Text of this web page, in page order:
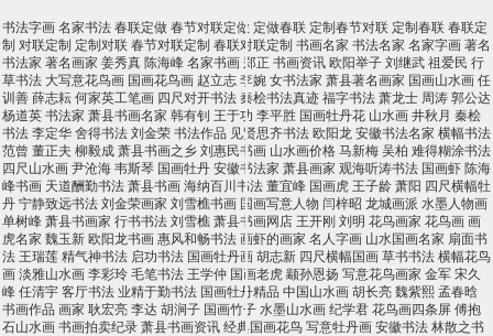
书法字画名家书法春联定做春节对联定做 定做春联 定制春节对联 定制春联春联定
制 对联定制 定制对联春节对联定制 春联对联定制 书画名家 书法名家 名家字画著名
书法家 著名画家 姜秀真陈海峰名家书画郑正 书画资讯欧阳举子刘继武祖爱民 行
草书法 大写意花鸟画 国画花鸟画 赵立志李婉 女书法家 萧县著名画家 国画山水画任
训善薛志耘何家英工笔画 四尺对开书法秦桧书法真迹福字书法萧龙士 周涛郭公达
杨道英书法家 萧县书画名家 韩有钊 王于功 李平胜 国画牡丹花 山水画井秋月 秦桧
书法李定华舍得书法刘金荣书法作品 见贤思齐书法欧阳龙安徽书法名家 横幅书法
范曾 董正夫 柳毅成萧县书画之乡刘惠民书画 山水画价格马新梅吴柏 难得糊涂书法
四尺山水画尹沧海韦斯琴 国画牡丹安徽书法家 萧县画家 观海听涛书法 国画虾陈海
峰书画 天道酬勤书法萧县书画海纳百川书法董宜峰 国画虎 王子龄萧阳 四尺横幅牡
丹宁静致远书法刘金荣画家 刘雪樵书画 国画写意人物 闫梓昭 龙城画派 水墨人物画
单树峰萧县书画家 行书书法刘雪樵萧县书画网店 王开刚刘明 花鸟画家 花鸟画画
虎名家 魏玉新欧阳龙书画惠风和畅书法画虾的画家 名人字画 山水国画名家 扇面书
法 王瑞莲精气神书法 启功书法 国画牡丹画胡志新 四尺横幅国画草书书法横幅花鸟
画淡雅山水画李彩玲毛笔书法 王学仲 国画老虎颛孙恩扬 写意花鸟画家 金军宋久
峰任清宇客厅书法业精于勤书法 国画牡丹精品 中国山水画胡长亮魏紫熙孟春晗
书画作品 画家 耿宏亮李达胡涧子 国画竹子水墨山水画纪学君花鸟画四条屏傅抱
石山水画书画拍卖纪录萧县书画资讯经典国画花鸟写意牡丹画安徽书法林散之书